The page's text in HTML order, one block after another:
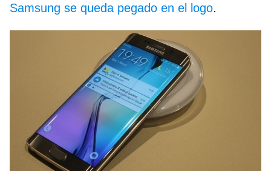
Samsung se queda pegado en el logo.